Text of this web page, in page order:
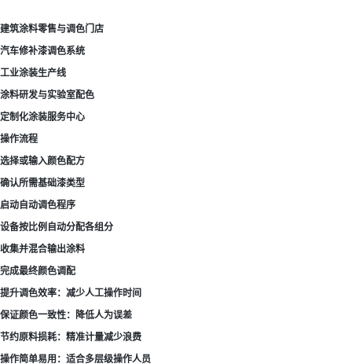
建筑涂料零售与调色门店
汽车修补漆调色系统
工业涂装生产线
涂料研发与实验室配色
定制化涂装服务中心
操作流程
选择或输入颜色配方
确认所需基础漆类型
启动自动调色程序
设备按比例自动分配各组分
收集并混合输出涂料
完成最终颜色调配
提升调色效率：减少人工操作时间
保证颜色一致性：降低人为误差
节约原料损耗：精准计量减少浪费
操作简单易用：适合多层级操作人员